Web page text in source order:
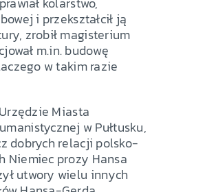
i przekształcił ją
zrobił magisterium
m.in. budowę
w takim razie
Miasta
w Pułtusku,
dobrych relacji polsko-
Niemiec prozy Hansa
utwory wielu innych